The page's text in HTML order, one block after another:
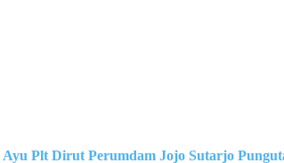
Plt Dirut Perumdam Jojo Sutarjo